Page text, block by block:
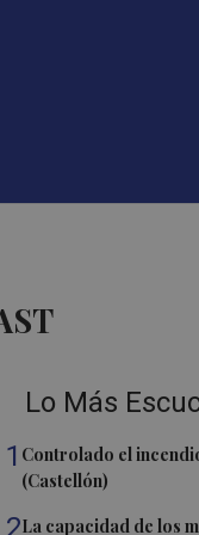
Lo Más
1 Controlado el
(Castellón)
2La capacidad de los